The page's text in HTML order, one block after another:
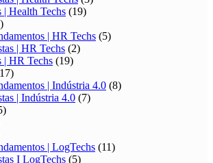
| Health Techs (19)
| HR Techs (5)
| HR Techs (2)
| HR Techs (19)
| Indústria 4.0 (8)
| Indústria 4.0 (7)
| LogTechs (11)
I LogTechs (5)